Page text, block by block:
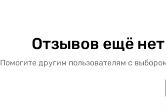
Отзывов ещё
Помогите другим пользователям с